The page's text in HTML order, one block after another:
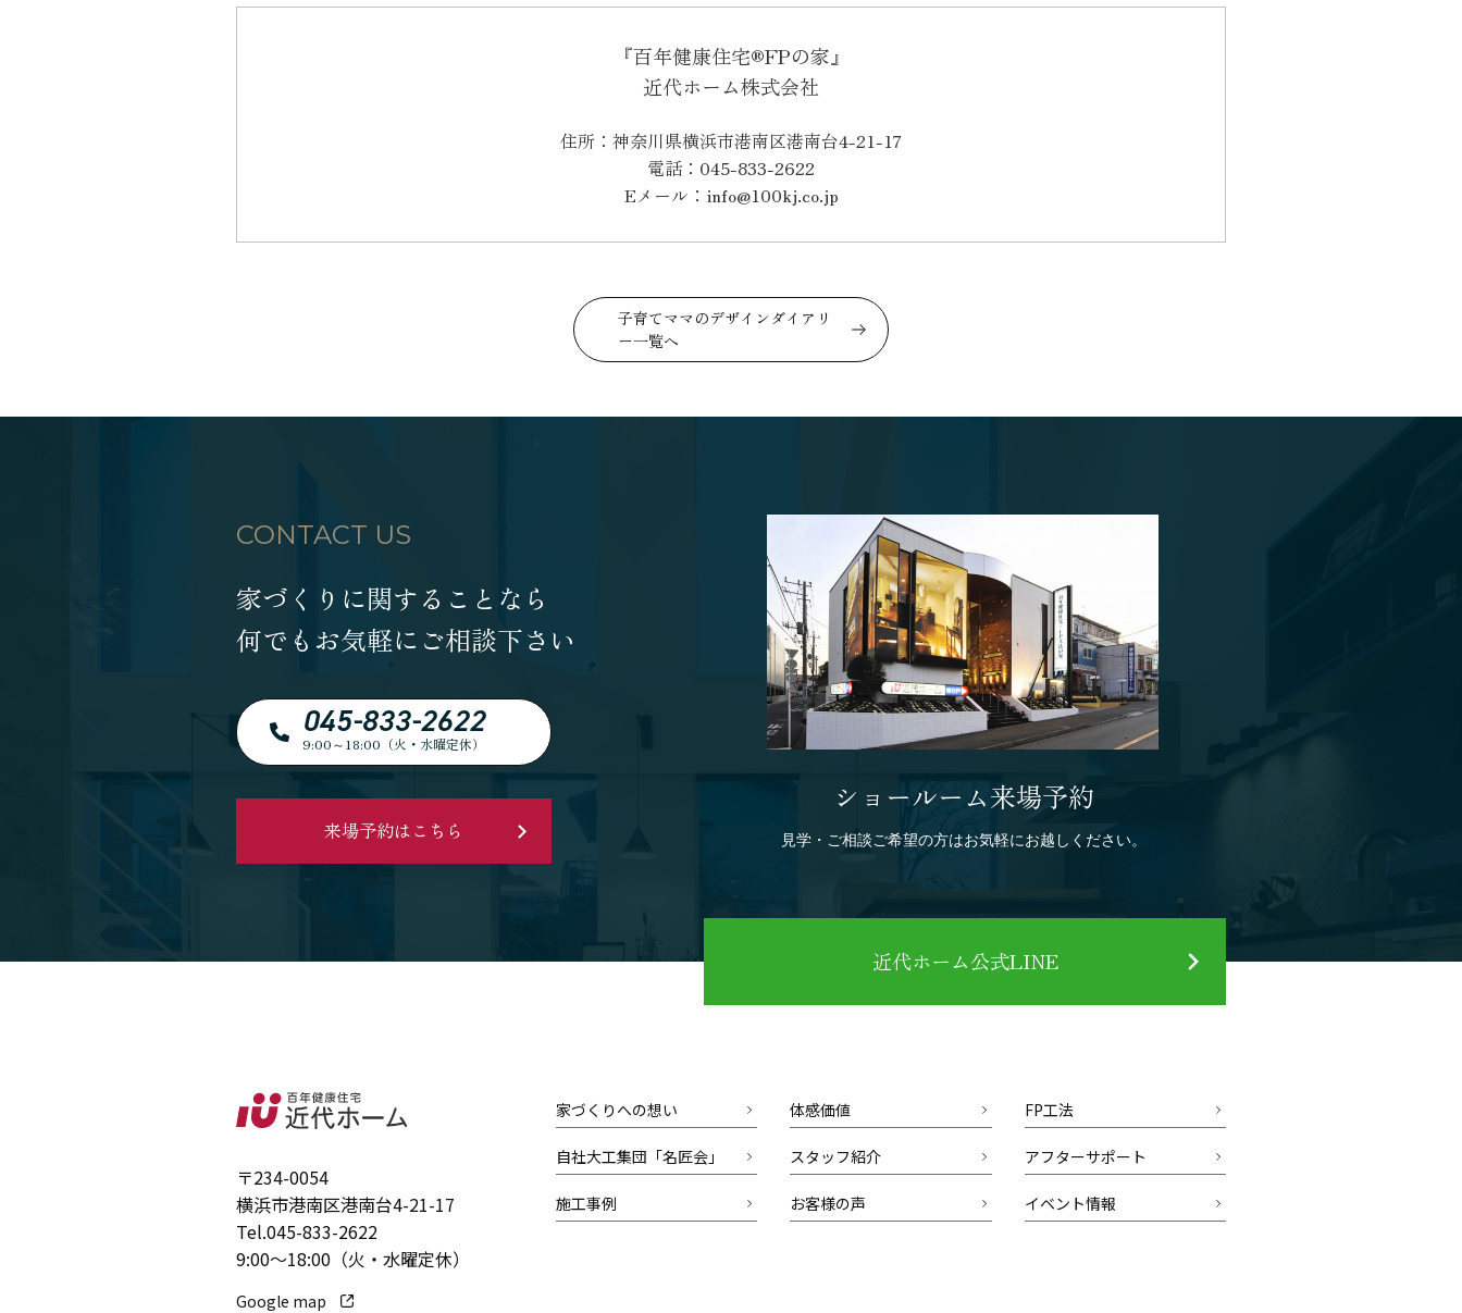
『百年健康住宅®FPの家』
近代ホーム株式会社
住所：神奈川県横浜市港南区港南台4-21-17
電話：045-833-2622
Eメール：info@100kj.co.jp
子育てママのデザインダイアリ
ー一覧へ
CONTACT US
家づくりに関することなら
何でもお気軽にご相談下さい
045-833-2622
9:00～18:00（火・水曜定休）
来場予約はこちら
ショールーム来場予約
見学・ご相談ご希望の方はお気軽にお越しください。
近代ホーム公式LINE
〒234-0054
横浜市港南区港南台4-21-17
Tel.045-833-2622
9:00～18:00（火・水曜定休）
Google map
家づくりへの想い 体感価値 FP工法
自社大工集団「名匠会」 スタッフ紹介 アフターサポート
施工事例 お客様の声 イベント情報